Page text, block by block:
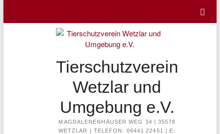
content
Tierschutzverein
Wetzlar und
Umgebung e.V.
MAGDALENENHÄUSER WEG 34 | 35578
WETZLAR | TELEFON: 06441 22451 | E-